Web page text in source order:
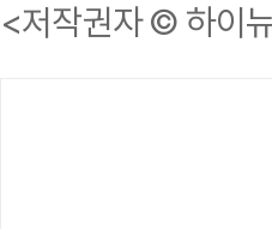
<저작권자 © 하이